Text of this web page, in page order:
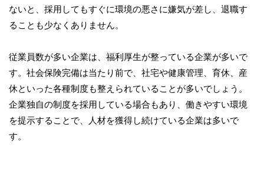
ないと、採用してもすぐに環境の悪さに嫌気が差し、退職す
ることも少なくありません。
従業員数が多い企業は、福利厚生が整っている企業が多いで
す。社会保険完備は当たり前で、社宅や健康管理、育休、産
休といった各種制度も整えられていることが多いでしょう。
企業独自の制度を採用している場合もあり、働きやすい環境
を提示することで、人材を獲得し続けている企業は多いで
す。